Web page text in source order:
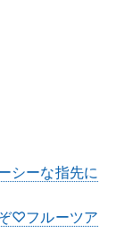
シーな指先に
♡フルーツア